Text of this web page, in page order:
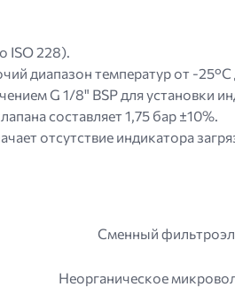
ISO 228).
диапазон температур от -25°C
G 1/8" BSP для установки
составляет 1,75 бар ±10%.
отсутствие индикатора
Сменный
Неорганическое